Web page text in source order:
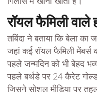
रॉयल फैमिली
तबिंदा ने बताया कि बेला
जहां कई रॉयल फैमिली
पहले जन्मदिन को भी बेहद
पहले बर्थडे पर 24 कैरेट
जिसने सोशल मीडिया पर